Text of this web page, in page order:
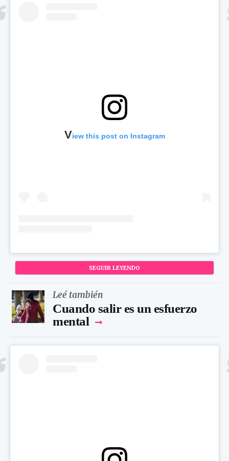
View this post on Instagram
SEGUIR LEYENDO
Leé también
Cuando salir es un esfuerzo
mental